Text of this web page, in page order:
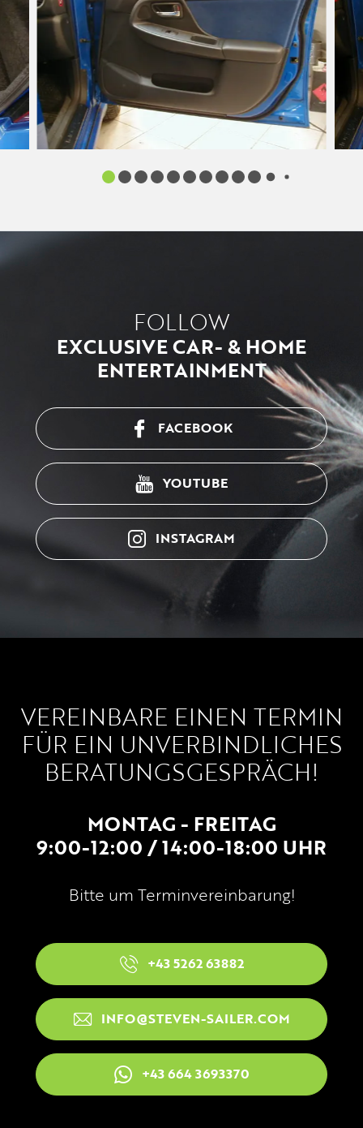
FOLLOW
EXCLUSIVE CAR- & HOME
ENTERTAINMENT
FACEBOOK
YOUTUBE
INSTAGRAM
VEREINBARE EINEN TERMIN
FÜR EIN UNVERBINDLICHES
BERATUNGSGESPRÄCH!
MONTAG - FREITAG
9:00-12:00 / 14:00-18:00 UHR
Bitte um Terminvereinbarung!
+43 5262 63882
INFO@STEVEN-SAILER.COM
+43 664 3693370